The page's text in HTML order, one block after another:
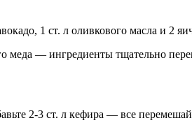
1 ст. л оливкового масла и
меда — ингредиенты тщательно
2-3 ст. л кефира — все